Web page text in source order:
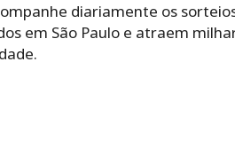
diariamente os
em São Paulo e atraem